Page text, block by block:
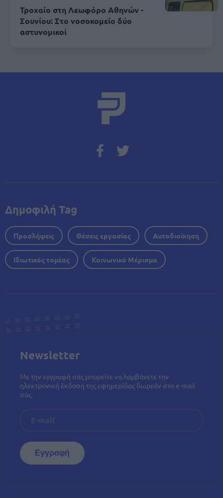
Τροχαίο στη Λεωφόρο Αθηνών -
Σουνίου: Στο νοσοκομείο δύο
αστυνομικοί
Δημοφιλή Tag
Προσλήψεις Θέσεις εργασίας Αυτοδιοίκηση
Ιδιωτικός τομέας Κοινωνικό Μέρισμα
Newsletter
Με την εγγραφή σας μπορείτε να λαμβάνετε την
ηλεκτρονική έκδοση της εφημερίδας δωρεάν στο e-mail
σας.